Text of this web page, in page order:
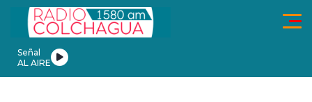
Click acá para ir directamente al contenido
Señal
AL AIRE